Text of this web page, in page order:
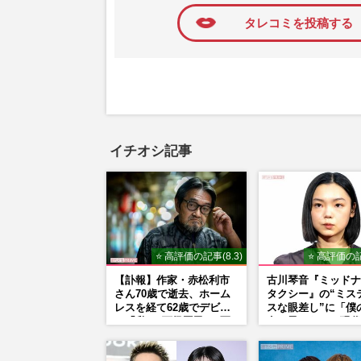
タレコミを投稿する
イチオシ記事
⭐ 高評価の記事(8.3)
【訃報】作家・赤松利市
さん70歳で逝去、ホーム
レスを経て62歳でデビュ
続けます」壮絶人生
⭐ 高評価の
古川琴音『ミッド
タクシー』の“ミス
スな眼差し”に「僕
で“公認”